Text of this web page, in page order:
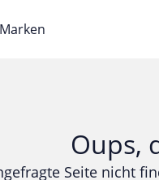
Elektronik
Marken
Oups,
Seite nicht